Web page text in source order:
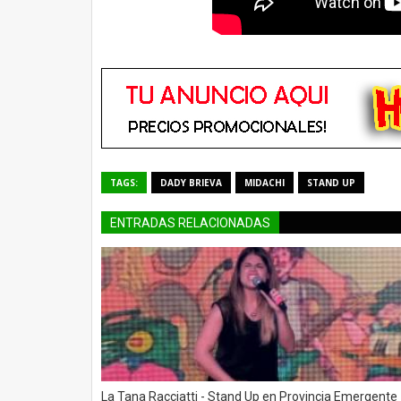
TAGS: DADY BRIEVA MIDACHI STAND UP
ENTRADAS RELACIONADAS
La Tana Racciatti - Stand Up en Provincia Emergente